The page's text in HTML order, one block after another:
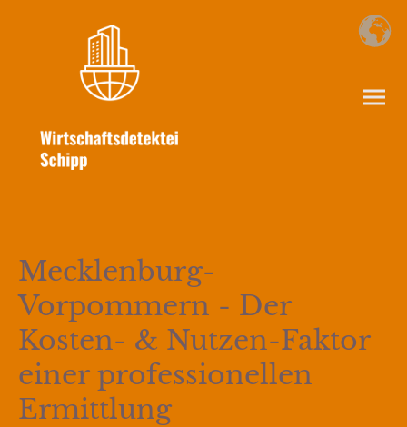
Mecklenburg-
Vorpommern - Der
Kosten- & Nutzen-Faktor
einer professionellen
Ermittlung